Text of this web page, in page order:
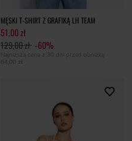
MĘSKI T-SHIRT Z GRAFIKĄ LH TEAM
51,00 zł
129,00 zł -60%
Najniższa cena z 30 dni przed obniżką
64,00 zł